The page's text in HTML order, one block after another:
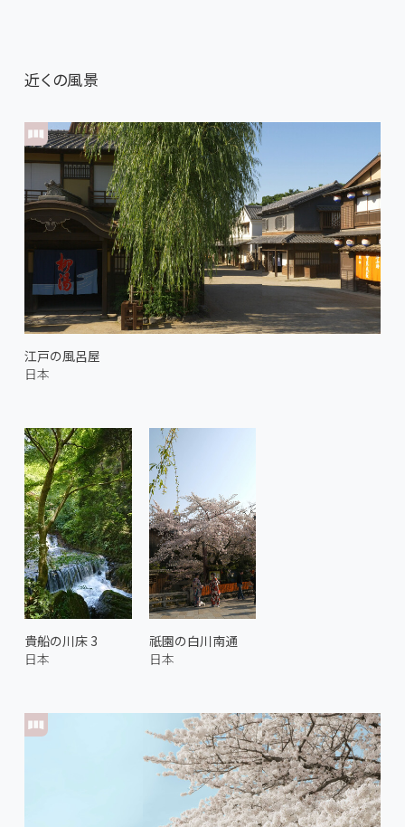
近くの風景
江戸の風呂屋
日本
貴船の川床 3
日本
祇園の白川南通
日本